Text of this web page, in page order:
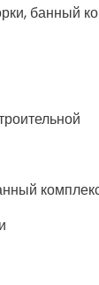
банный